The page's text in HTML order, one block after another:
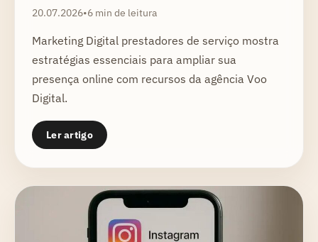
20.07.2026•6 min de leitura
Marketing Digital prestadores de serviço mostra
estratégias essenciais para ampliar sua
presença online com recursos da agência Voo
Digital.
Ler artigo